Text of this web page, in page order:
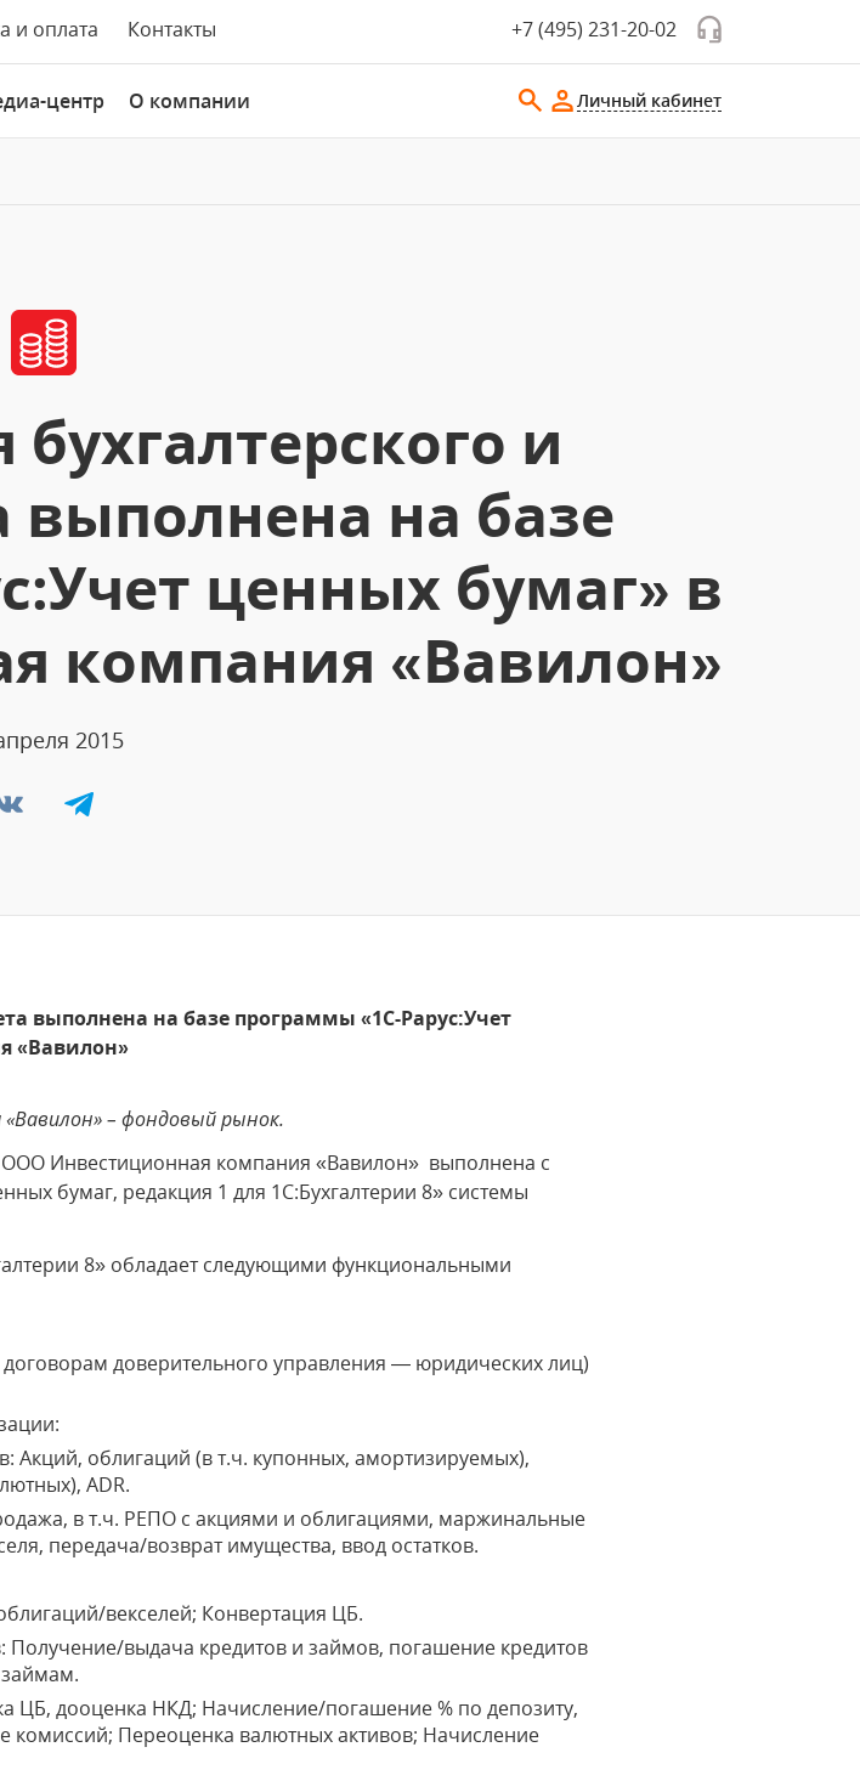
и оплата Контакты +7 (495) 231-20-02
центр О компании Личный кабинет
и
выполнена на базе
ценных бумаг» в
компания «Вавилон»
2015
выполнена на базе программы «1С-Рарус:Учет
«Вавилон»
– фондовый рынок.
ООО Инвестиционная компания «Вавилон» выполнена с
бумаг, редакция 1 для 1С:Бухгалтерии 8» системы
8» обладает следующими функциональными
доверительного управления — юридических лиц)
Акций, облигаций (в т.ч. купонных, амортизируемых),
ADR.
в т.ч. РЕПО с акциями и облигациями, маржинальные
передача/возврат имущества, ввод остатков.
векселей; Конвертация ЦБ.
выдача кредитов и займов, погашение кредитов
ЦБ, дооценка НКД; Начисление/погашение % по депозиту,
комиссий; Переоценка валютных активов; Начисление